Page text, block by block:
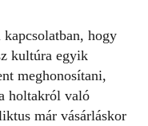
hogy
kultúra egyik
meghonosítani,
holtakról való
már vásárláskor